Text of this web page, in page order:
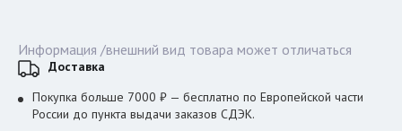
Информация /внешний вид товара может отличаться
Доставка
Покупка больше 7000 ₽ — бесплатно по Европейской части
России до пункта выдачи заказов СДЭК.